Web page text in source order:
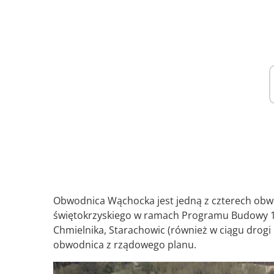
Obwodnica Wąchocka jest jedną z czterech
świętokrzyskiego w ramach Programu
Chmielnika, Starachowic (również w ciągu
obwodnica z rządowego planu.